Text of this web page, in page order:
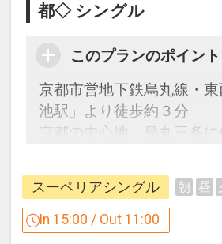
都◇ シングル
このプランのポイント
京都市営地下鉄烏丸線・
池駅」より徒歩約３分
京都の中心地、烏丸三条に
「食事なしプラン」と「朝
をご用意しています。
●「食事なしプラン」と「
スーペリアシングル 朝 昼
In 15:00 / Out 11:00